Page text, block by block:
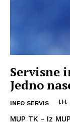
Servisne
Jedno
INFO SERVIS I.H.
MUP TK - Iz